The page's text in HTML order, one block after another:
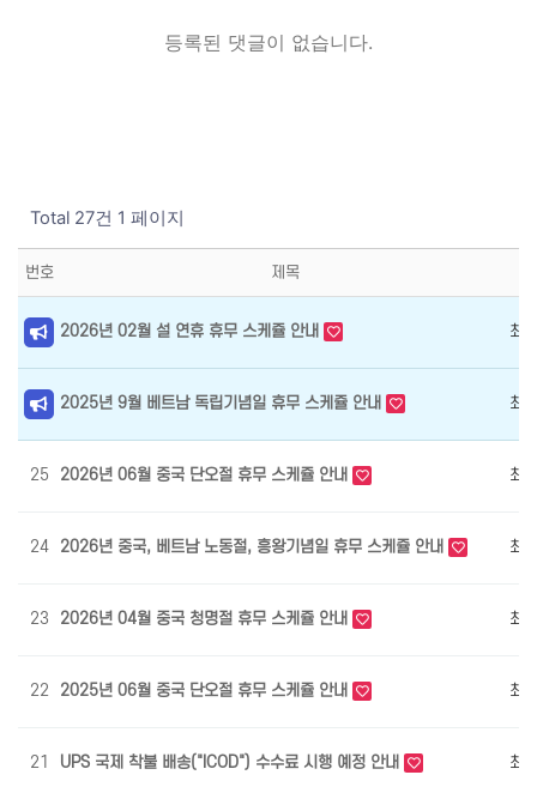
등록된 댓글이 없습니다.
Total 27건 1 페이지
번호 제목
2026년 02월 설 연휴 휴무 스케쥴 안내 최
2025년 9월 베트남 독립기념일 휴무 스케쥴 안내 최
25 2026년 06월 중국 단오절 휴무 스케쥴 안내 최
24 2026년 중국, 베트남 노동절, 흥왕기념일 휴무 스케쥴 안내 최
23 2026년 04월 중국 청명절 휴무 스케쥴 안내 최
22 2025년 06월 중국 단오절 휴무 스케쥴 안내 최
21 UPS 국제 착불 배송("ICOD") 수수료 시행 예정 안내 최